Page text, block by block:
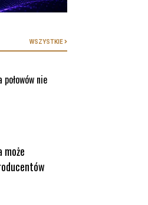
WSZYSTKIE
nie
może